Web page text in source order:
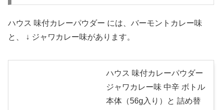
ハウス 味付カレーパウダー には、バーモントカレー味
と、 ↓ ジャワカレー味があります。
ハウス 味付カレーパウダー
ジャワカレー味 中辛 ボトル
本体（56g入り）と 詰め替